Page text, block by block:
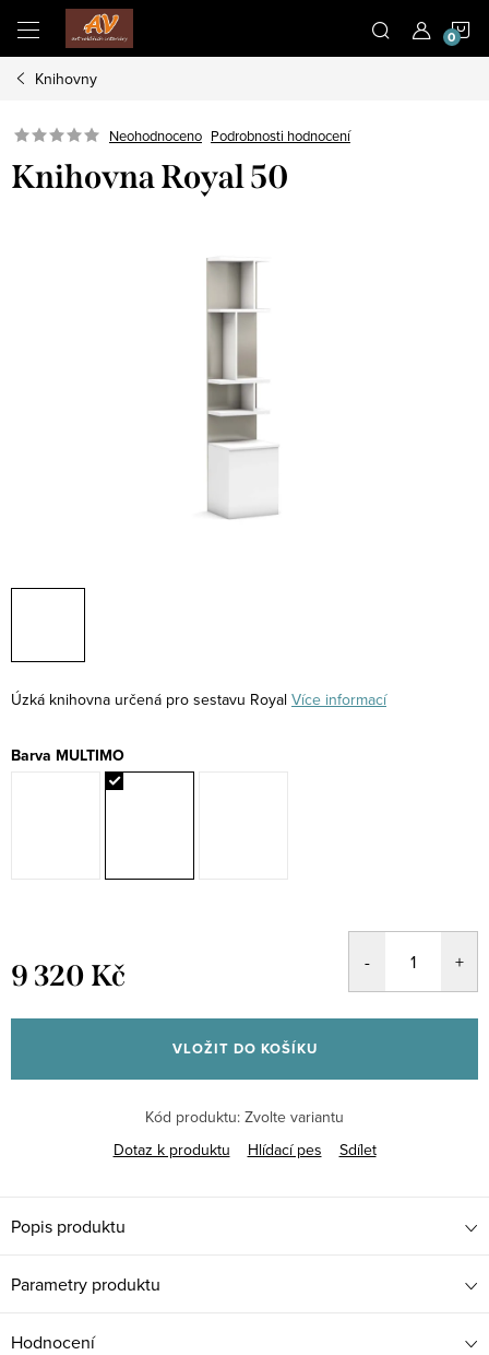
obsah
Knihovny
Neohodnoceno Podrobnosti hodnocení
Knihovna Royal 50
Úzká knihovna určená pro sestavu Royal Více informací
Barva MULTIMO
9 320 Kč
cena:
VLOŽIT DO KOŠÍKU
Kód produktu: Zvolte variantu
Dotaz k produktu
Hlídací pes Sdílet
Popis produktu
Parametry produktu
Hodnocení